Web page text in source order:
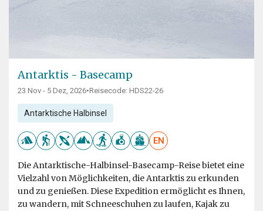
Antarktis - Basecamp
23 Nov - 5 Dez, 2026•Reisecode: HDS22-26
Antarktische Halbinsel
EN
Die Antarktische-Halbinsel-Basecamp-Reise bietet eine
Vielzahl von Möglichkeiten, die Antarktis zu erkunden
und zu genießen. Diese Expedition ermöglicht es Ihnen,
zu wandern, mit Schneeschuhen zu laufen, Kajak zu